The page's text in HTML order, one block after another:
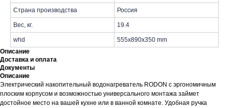
Страна производства Россия
Вес, кг. 19.4
whd
555x890x350 mm
Описание
Доставка и оплата
Документы
Описание
Электрический накопительный водонагреватель RODON с эргономичным
плоским корпусом и возможностью универсального монтажа займет
достойное место на вашей кухне или в ванной комнате. Удобная ручка